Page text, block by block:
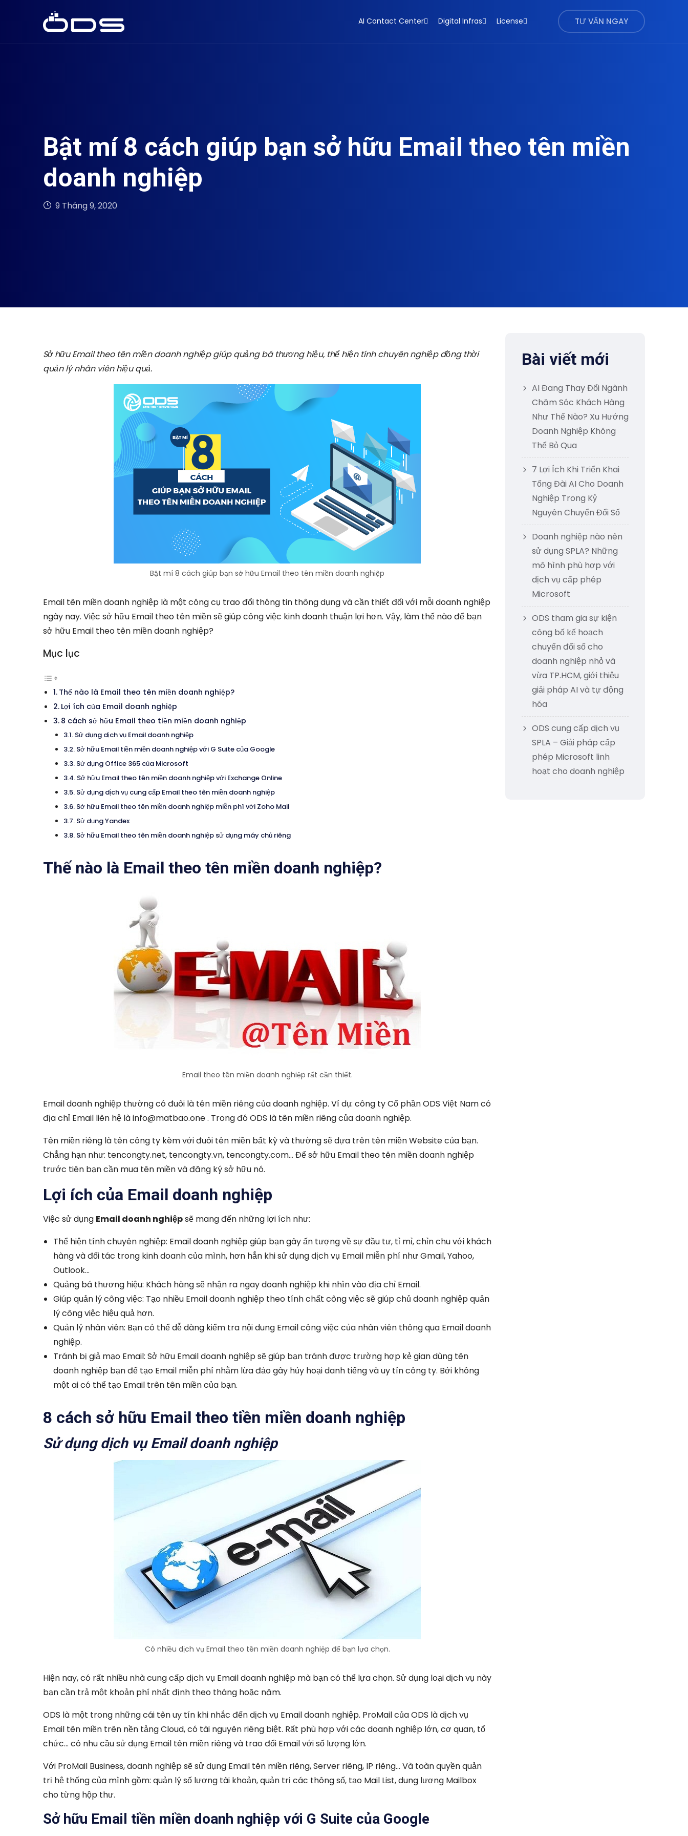
AI Contact Center Digital Infras License TƯ VẤN NGAY
Bật mí 8 cách giúp bạn sở hữu Email theo tên miền
doanh nghiệp
9 Tháng 9, 2020
Sở hữu Email theo tên miền doanh nghiệp giúp quảng bá thương hiệu, thể hiện tính chuyên nghiệp đồng thời
quản lý nhân viên hiệu quả.
Bật mí 8 cách giúp bạn sở hữu Email theo tên miền doanh nghiệp
Email tên miền doanh nghiệp là một công cụ trao đổi thông tin thông dụng và cần thiết đối với mỗi doanh nghiệp
ngày nay. Việc sở hữu Email theo tên miền sẽ giúp công việc kinh doanh thuận lợi hơn. Vậy, làm thế nào để bạn
sở hữu Email theo tên miền doanh nghiệp?
Mục lục
Thế nào là Email theo tên miền doanh nghiệp?
Lợi ích của Email doanh nghiệp
8 cách sở hữu Email theo tiền miền doanh nghiệp
Sử dụng dịch vụ Email doanh nghiệp
Sở hữu Email tiền miền doanh nghiệp với G Suite của Google
Sử dụng Office 365 của Microsoft
Sở hữu Email theo tên miền doanh nghiệp với Exchange Online
Sử dụng dịch vụ cung cấp Email theo tên miền doanh nghiệp
Sở hữu Email theo tên miền doanh nghiệp miễn phí với Zoho Mail
Sử dụng Yandex
Sở hữu Email theo tên miền doanh nghiệp sử dụng máy chủ riêng
Thế nào là Email theo tên miền doanh nghiệp?
Email theo tên miền doanh nghiệp rất cần thiết.
Email doanh nghiệp thường có đuôi là tên miền riêng của doanh nghiệp. Ví dụ: công ty Cổ phần ODS Việt Nam có
địa chỉ Email liên hệ là info@matbao.one . Trong đó ODS là tên miền riêng của doanh nghiệp.
Tên miền riêng là tên công ty kèm với đuôi tên miền bất kỳ và thường sẽ dựa trên tên miền Website của bạn.
Chẳng hạn như: tencongty.net, tencongty.vn, tencongty.com… Để sở hữu Email theo tên miền doanh nghiệp
trước tiên bạn cần mua tên miền và đăng ký sở hữu nó.
Lợi ích của Email doanh nghiệp
Việc sử dụng Email doanh nghiệpsẽ mang đến những lợi ích như:
Thể hiện tính chuyên nghiệp: Email doanh nghiệp giúp bạn gây ấn tượng về sự đầu tư, tỉ mỉ, chỉn chu với khách
hàng và đối tác trong kinh doanh của mình, hơn hẳn khi sử dụng dịch vụ Email miễn phí như Gmail, Yahoo,
Outlook…
Quảng bá thương hiệu: Khách hàng sẽ nhận ra ngay doanh nghiệp khi nhìn vào địa chỉ Email.
Giúp quản lý công việc: Tạo nhiều Email doanh nghiệp theo tính chất công việc sẽ giúp chủ doanh nghiệp quản
lý công việc hiệu quả hơn.
Quản lý nhân viên: Bạn có thể dễ dàng kiểm tra nội dung Email công việc của nhân viên thông qua Email doanh
nghiệp.
Tránh bị giả mạo Email: Sở hữu Email doanh nghiệp sẽ giúp bạn tránh được trường hợp kẻ gian dùng tên
doanh nghiệp bạn để tạo Email miễn phí nhằm lừa đảo gây hủy hoại danh tiếng và uy tín công ty. Bởi không
một ai có thể tạo Email trên tên miền của bạn.
8 cách sở hữu Email theo tiền miền doanh nghiệp
Sử dụng dịch vụ Email doanh nghiệp
Có nhiều dịch vụ Email theo tên miền doanh nghiệp để bạn lựa chọn.
Hiện nay, có rất nhiều nhà cung cấp dịch vụ Email doanh nghiệp mà bạn có thể lựa chọn. Sử dụng loại dịch vụ này
bạn cần trả một khoản phí nhất định theo tháng hoặc năm.
ODS là một trong những cái tên uy tín khi nhắc đến dịch vụ Email doanh nghiệp. ProMail của ODS là dịch vụ
Email tên miền trên nền tảng Cloud, có tài nguyên riêng biệt. Rất phù hợp với các doanh nghiệp lớn, cơ quan, tổ
chức… có nhu cầu sử dụng Email tên miền riêng và trao đổi Email với số lượng lớn.
Với ProMail Business, doanh nghiệp sẽ sử dụng Email tên miền riêng, Server riêng, IP riêng… Và toàn quyền quản
trị hệ thống của mình gồm: quản lý số lượng tài khoản, quản trị các thông số, tạo Mail List, dung lượng Mailbox
cho từng hộp thư.
Sở hữu Email tiền miền doanh nghiệp với G Suite của Google
Bài viết mới
AI Đang Thay Đổi Ngành
Chăm Sóc Khách Hàng
Như Thế Nào? Xu Hướng
Doanh Nghiệp Không
Thể Bỏ Qua
7 Lợi Ích Khi Triển Khai
Tổng Đài AI Cho Doanh
Nghiệp Trong Kỷ
Nguyên Chuyển Đổi Số
Doanh nghiệp nào nên
sử dụng SPLA? Những
mô hình phù hợp với
dịch vụ cấp phép
Microsoft
ODS tham gia sự kiện
công bố kế hoạch
chuyển đổi số cho
doanh nghiệp nhỏ và
vừa TP.HCM, giới thiệu
giải pháp AI và tự động
hóa
ODS cung cấp dịch vụ
SPLA – Giải pháp cấp
phép Microsoft linh
hoạt cho doanh nghiệp